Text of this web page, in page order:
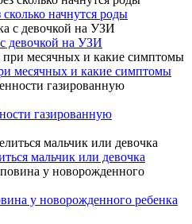
начнутся роды
девочкой на УЗИ
месячных и какие симптомы
газированную
мальчик или девочка
у новорожденного ребенка